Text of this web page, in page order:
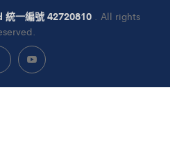
一編號 42720810 . All rights